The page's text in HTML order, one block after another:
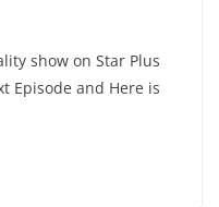
show on Star Plus
Episode and Here is